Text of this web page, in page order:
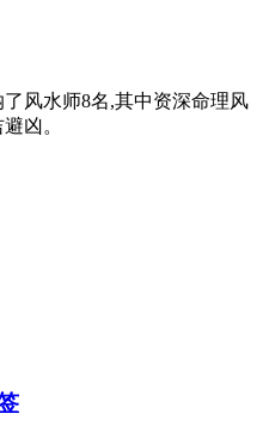
风水师8名,其中资深命理风
凶。